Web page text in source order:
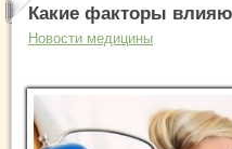
Какие факторы
Новости медицины